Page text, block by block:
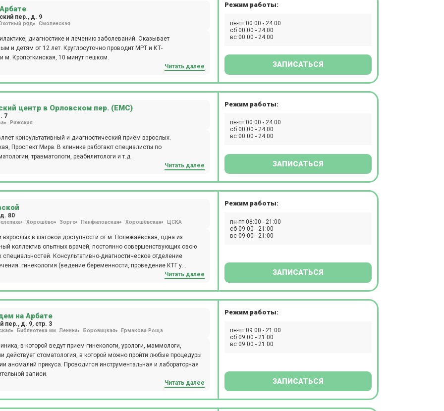
для взрослых и детей. Пациентам доступен вызов на дом
оториноларингологи и т.д.Клиника Семейная на Университетском
получить современный протокол лечения. Врачи составляют
антропометрические показатели и другие факторы, совокупно
доступны годовые программы диспансеризации,
пер., д. 9
ряд Смоленская
диагностике и лечению заболеваний. Оказывает
и детям от 12 лет. Круглосуточно проводит МРТ и КТ-
Кропоткинская, 10 минут пешком.
Читать далее
Режим работы:
пн-пт 00:00 - 24:00
сб 00:00 - 24:00
вс 00:00 - 24:00
ЗАПИСАТЬСЯ
центр в Орловском пер. (ЕМС)
7
Рижская
консультативный и диагностический приём взрослых.
Проспект Мира. В клинике работают специалисты по
травматологи, реабилитологи и т.д.
Читать далее
Режим работы:
пн-пт 00:00 - 24:00
сб 00:00 - 24:00
вс 00:00 - 24:00
ЗАПИСАТЬСЯ
80
Хорошёво Зорге Панфиловская Хорошёвская ЦСКА
в шаговой доступности от м. Полежаевская, одна из
коллектив опытных врачей, постоянно совершенствующих свою
Консультативно-диагностическое отделение
гинекология (ведение беременности, проведение КТГ у
терапия), дерматология и косметология (аппаратные и
ортопедия (иммобилизация полимерными материалами,
индивидуальных стелек) и т.д. В отделении
цифровой рентген, в т.ч. рентгеноскопия пищевода и
суточное мониторирование АД, ФВД, спирография, ЭЭГ,
(иммунологические, гистологические, цитологические
вызов на дом врача или младшего медицинского персонала.
педиатры, дерматологи, неврологи, офтальмологи,
рефлексотерапии, а также современное оборудование для
и аппарат EVA для проведения радиочастотной терапии).
годовые программы диспансеризации, рассчитанные на
Читать далее
Режим работы:
пн-пт 08:00 - 21:00
сб 09:00 - 21:00
вс 09:00 - 21:00
ЗАПИСАТЬСЯ
на Арбате
пер., д. 9, стр. 3
Библиотека им. Ленина Боровицкая Ермакова Роща
в которой ведут прием гинекологи, урологи, маммологи,
действует стоматология, в которой можно пройти любые процедуры
аномалий прикуса. Проводится инструментальная и лабораторная
записи.
Читать далее
Режим работы:
пн-пт 09:00 - 21:00
сб 09:00 - 21:00
вс 09:00 - 21:00
ЗАПИСАТЬСЯ